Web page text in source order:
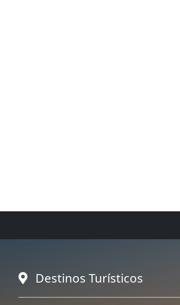
Destinos Turísticos